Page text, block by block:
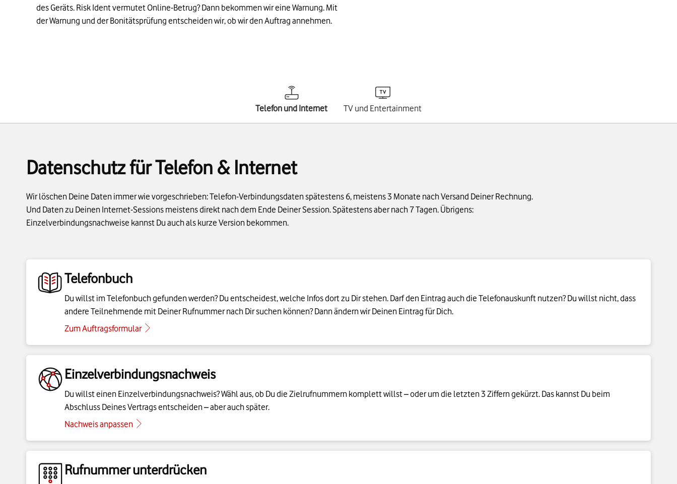
des Geräts. Risk Ident vermutet Online-Betrug? Dann bekommen wir eine Warnung. Mit
der Warnung und der Bonitätsprüfung entscheiden wir, ob wir den Auftrag annehmen.
Telefon und Internet TV und Entertainment
Datenschutz für Telefon & Internet
Wir löschen Deine Daten immer wie vorgeschrieben: Telefon-Verbindungsdaten spätestens 6, meistens 3 Monate nach Versand Deiner Rechnung.
Und Daten zu Deinen Internet-Sessions meistens direkt nach dem Ende Deiner Session. Spätestens aber nach 7 Tagen. Übrigens:
Einzelverbindungsnachweise kannst Du auch als kurze Version bekommen.
Telefonbuch
Du willst im Telefonbuch gefunden werden? Du entscheidest, welche Infos dort zu Dir stehen. Darf den Eintrag auch die Telefonauskunft nutzen? Du willst nicht, dass
andere Teilnehmende mit Deiner Rufnummer nach Dir suchen können? Dann ändern wir Deinen Eintrag für Dich.
Zum Auftragsformular
Einzelverbindungsnachweis
Du willst einen Einzelverbindungsnachweis? Wähl aus, ob Du die Zielrufnummern komplett willst – oder um die letzten 3 Ziffern gekürzt. Das kannst Du beim
Abschluss Deines Vertrags entscheiden – aber auch später.
Nachweis anpassen
Rufnummer unterdrücken